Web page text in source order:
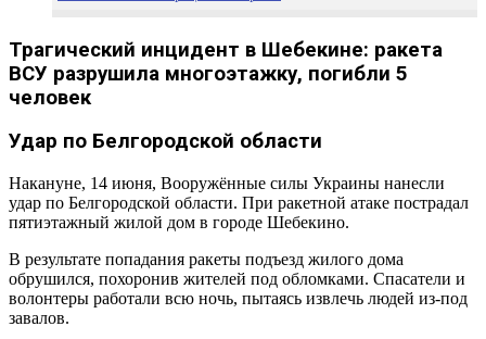
Трагический инцидент в Шебекине: ракета
ВСУ разрушила многоэтажку, погибли 5
человек
Удар по Белгородской области
Накануне, 14 июня, Вооружённые силы Украины нанесли
удар по Белгородской области. При ракетной атаке пострадал
пятиэтажный жилой дом в городе Шебекино.
В результате попадания ракеты подъезд жилого дома
обрушился, похоронив жителей под обломками. Спасатели и
волонтеры работали всю ночь, пытаясь извлечь людей из-под
завалов.